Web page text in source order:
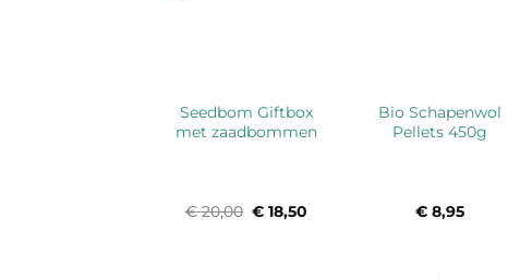
Seedbom Giftbox
met zaadbommen
€20,00 Oorspronkelijke
€18,50
Bio Schapenwol
Pellets 450g
€8,95